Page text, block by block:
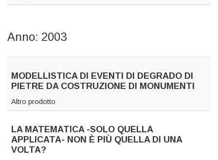
Anno: 2003
MODELLISTICA DI EVENTI DI DEGRADO DI
PIETRE DA COSTRUZIONE DI MONUMENTI
Altro prodotto
LA MATEMATICA -SOLO QUELLA
APPLICATA- NON È PIÙ QUELLA DI UNA
VOLTA?